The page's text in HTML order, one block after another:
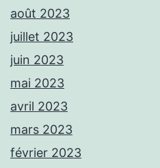
août 2023
juillet 2023
juin 2023
mai 2023
avril 2023
mars 2023
février 2023